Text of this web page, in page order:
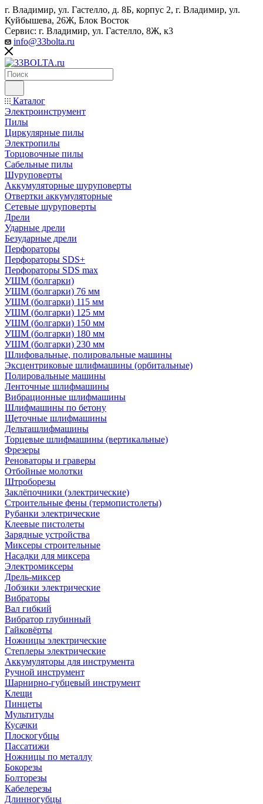
г. Владимир, ул. Гастелло, д. 8Б, корпус 2, г. Владимир, ул. ​
Куйбышева, 26Ж, Блок Восток
Сервис: г. Владимир, ул. Гастелло, 8Ж, к3
info@33bolta.ru
Каталог
Электроинструмент
Пилы
Циркулярные пилы
Электропилы
Торцовочные пилы
Сабельные пилы
Шуруповерты
Аккумуляторные шуруповерты
Отвертки аккумуляторные
Сетевые шуруповерты
Дрели
Ударные дрели
Безударные дрели
Перфораторы
Перфораторы SDS+
Перфораторы SDS max
УШМ (болгарки)
УШМ (болгарки) 76 мм
УШМ (болгарки) 115 мм
УШМ (болгарки) 125 мм
УШМ (болгарки) 150 мм
УШМ (болгарки) 180 мм
УШМ (болгарки) 230 мм
Шлифовальные, полировальные машины
Эксцентриковые шлифмашины (орбитальные)
Полировальные машины
Ленточные шлифмашины
Вибрационные шлифмашины
Шлифмашины по бетону
Щеточные шлифмашины
Дельташлифмашины
Торцевые шлифмашины (вертикальные)
Фрезеры
Реноваторы и граверы
Отбойные молотки
Штроборезы
Заклёпочники (электрические)
Строительные фены (термопистолеты)
Рубанки электрические
Клеевые пистолеты
Зарядные устройства
Миксеры строительные
Насадки для миксера
Электромиксеры
Дрель-миксер
Лобзики электрические
Вибраторы
Вал гибкий
Вибратор глубинный
Гайковёрты
Ножницы электрические
Степлеры электрические
Аккумуляторы для инструмента
Ручной инструмент
Шарнирно-губцевый инструмент
Клещи
Пинцеты
Мультитулы
Кусачки
Плоскогубцы
Пассатижи
Ножницы по металлу
Бокорезы
Болторезы
Кабелерезы
Длинногубцы